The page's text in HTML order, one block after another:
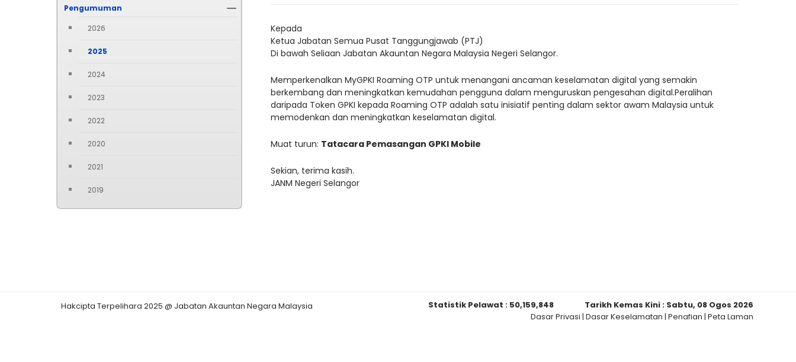
Pengumuman
2026
2025
2024
2023
2022
2020
2021
2019
Kepada
Ketua Jabatan Semua Pusat Tanggungjawab (PTJ)
Di bawah Seliaan Jabatan Akauntan Negara Malaysia Negeri Selangor.
Memperkenalkan MyGPKI Roaming OTP untuk menangani ancaman keselamatan digital yang semakin
berkembang dan meningkatkan kemudahan pengguna dalam menguruskan pengesahan digital.Peralihan
daripada Token GPKI kepada Roaming OTP adalah satu inisiatif penting dalam sektor awam Malaysia untuk
memodenkan dan meningkatkan keselamatan digital.
Muat turun: Tatacara Pemasangan GPKI Mobile
Sekian, terima kasih.
JANM Negeri Selangor
Hakcipta Terpelihara 2025 @ Jabatan Akauntan Negara Malaysia Statistik Pelawat : 50,159,848 Tarikh Kemas Kini : Sabtu, 08 Ogos 2026
Dasar Privasi | Dasar Keselamatan | Penafian | Peta Laman